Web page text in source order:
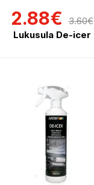
3.60€
2.88€
Lukusula De-icer